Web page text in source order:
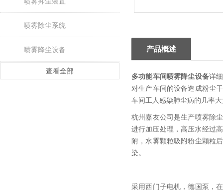
喷雾除尘系统
喷雾降尘设备
查看全部
产品概述
多功能车间喷雾降尘设备详
对生产车间的设备造成粉尘
车间工人感染肺尘病的几率
杭州嘉友公司是生产喷雾除
进行加压处理，高压水经过
附，水雾颗粒吸附粉尘颗粒
染。
采用西门子电机，德国泵，